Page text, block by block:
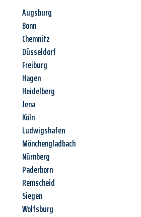
Augsburg
Bonn
Chemnitz
Düsseldorf
Freiburg
Hagen
Heidelberg
Jena
Köln
Ludwigshafen
Mönchengladbach
Nürnberg
Paderborn
Remscheid
Siegen
Wolfsburg